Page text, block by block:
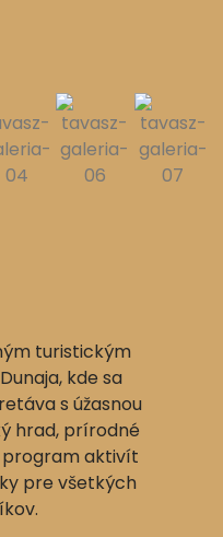
turistickým
kde sa
s úžasnou
hrad, prírodné
aktivít
pre všetkých